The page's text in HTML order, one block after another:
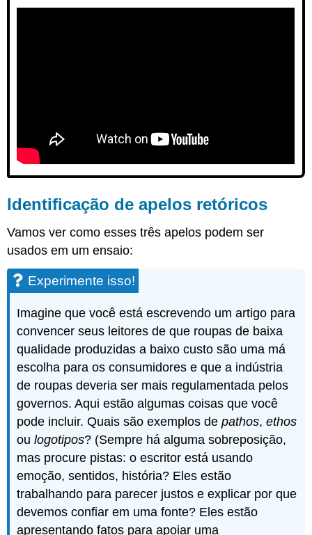
Identificação de apelos retóricos
Vamos ver como esses três apelos podem ser
usados em um ensaio:
Experimente isso!
Imagine que você está escrevendo um artigo para
convencer seus leitores de que roupas de baixa
qualidade produzidas a baixo custo são uma má
escolha para os consumidores e que a indústria
de roupas deveria ser mais regulamentada pelos
governos. Aqui estão algumas coisas que você
pode incluir. Quais são exemplos depathos,ethos
oulogotipos? (Sempre há alguma sobreposição,
mas procure pistas: o escritor está usando
emoção, sentidos, história? Eles estão
trabalhando para parecer justos e explicar por que
devemos confiar em uma fonte? Eles estão
apresentando fatos para apoiar uma